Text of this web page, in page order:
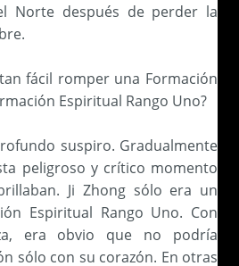
Norte después de perder la
fácil romper una Formación
Espiritual Rango Uno?
suspiro. Gradualmente
peligroso y crítico momento
Ji Zhong sólo era un
Espiritual Rango Uno. Con
era obvio que no podría
sólo con su corazón. En otras